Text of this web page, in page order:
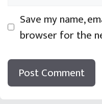
Save my name,
browser for the